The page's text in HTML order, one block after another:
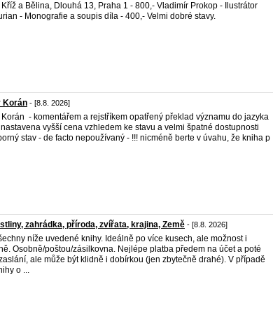
a Bělina, Dlouhá 13, Praha 1 - 800,- Vladimír Prokop - Ilustrátor
- Monografie a soupis díla - 400,- Velmi dobré stavy.
Korán - [8.8. 2026]
- komentářem a rejstříkem opatřený překlad významu do jazyka
vyšší cena vzhledem ke stavu a velmi špatné dostupnosti
stav - de facto nepoužívaný - !!! nicméně berte v úvahu, že kniha p
zahrádka, příroda, zvířata, krajina, Země - [8.8. 2026]
níže uvedené knihy. Ideálně po více kusech, ale možnost i
Osobně/poštou/zásilkovna. Nejlépe platba předem na účet a poté
ale může být klidně i dobírkou (jen zbytečně drahé). V případě
o ...